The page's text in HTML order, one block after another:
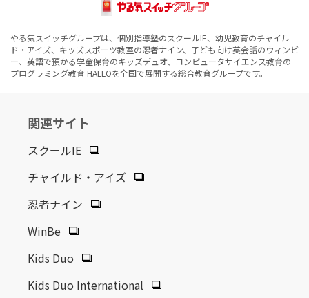
やる気スイッチグループは、個別指導塾のスクールIE、幼児教育のチャイル
ド・アイズ、キッズスポーツ教室の忍者ナイン、子ども向け英会話のウィンビ
ー、英語で預かる学童保育のキッズデュオ、コンピュータサイエンス教育の
プログラミング教育 HALLOを全国で展開する総合教育グループです。
関連サイト
スクールIE
チャイルド・アイズ
忍者ナイン
WinBe
Kids Duo
Kids Duo International